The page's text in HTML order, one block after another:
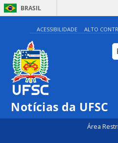
BRASIL
ACESSIBILIDADE ALTO
Notícias da UFSC
Área